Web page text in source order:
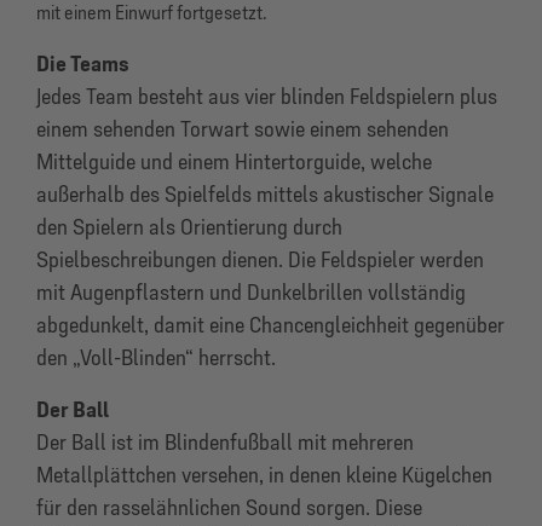
mit einem Einwurf fortgesetzt.
Die Teams
Jedes Team besteht aus vier blinden Feldspielern plus
einem sehenden Torwart sowie einem sehenden
Mittelguide und einem Hintertorguide, welche
außerhalb des Spielfelds mittels akustischer Signale
den Spielern als Orientierung durch
Spielbeschreibungen dienen. Die Feldspieler werden
mit Augenpflastern und Dunkelbrillen vollständig
abgedunkelt, damit eine Chancengleichheit gegenüber
den „Voll-Blinden“ herrscht.
Der Ball
Der Ball ist im Blindenfußball mit mehreren
Metallplättchen versehen, in denen kleine Kügelchen
für den rasselähnlichen Sound sorgen. Diese